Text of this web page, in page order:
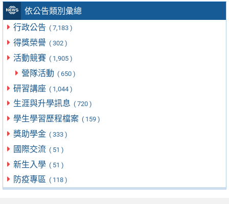
依公告類別彙總
行政公告 ( 7,183 )
得獎榮譽 ( 302 )
活動競賽 ( 1,905 )
營隊活動 ( 650 )
研習講座 ( 1,044 )
生涯與升學訊息 ( 720 )
學生學習歷程檔案 ( 159 )
獎助學金 ( 333 )
國際交流 ( 51 )
新生入學 ( 51 )
防疫專區 ( 118 )